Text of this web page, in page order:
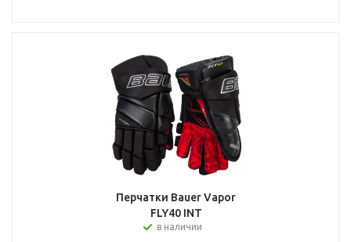
Перчатки Bauer Vapor
FLY40 INT
в наличии